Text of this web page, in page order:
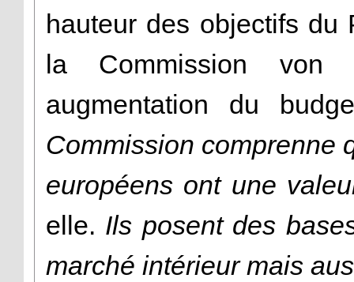
hauteur des objectifs du
la Commission von
augmentation du
Commission comprenne
européens ont une
elle. Ils posent des
marché intérieur mais